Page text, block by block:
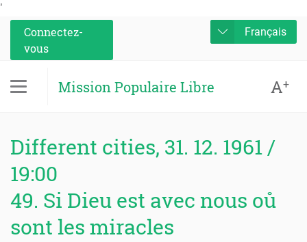
'
Connectez-
vous
Français
Mission Populaire Libre A+
Different cities, 31. 12. 1961 /
19:00
49. Si Dieu est avec nous oů
sont les miracles